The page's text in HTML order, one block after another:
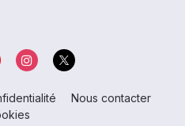
Nous contacter